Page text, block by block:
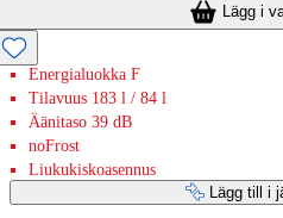
Lägg i
Energialuokka F
Tilavuus 183 l / 84 l
Äänitaso 39 dB
noFrost
Liukukiskoasennus
Lägg till i